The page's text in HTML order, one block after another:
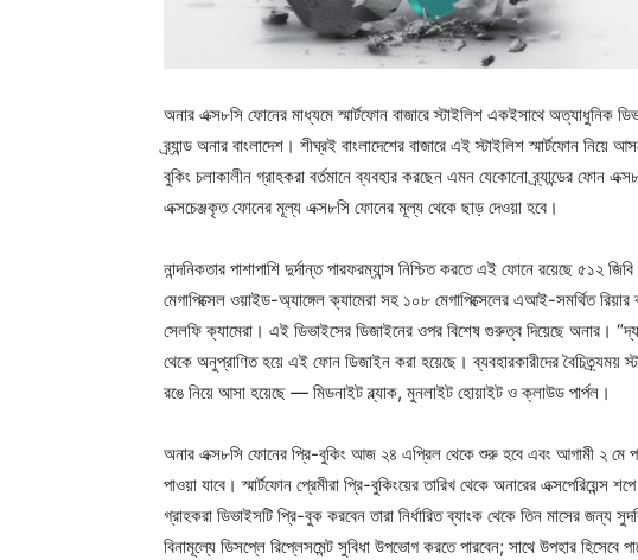
অনার এক্স৮সি ফোনের মাধ্যমে স্মার্টফোন বাজারে স্টাইলিশ একইসাথে অত্যাধুনিক
ব্র্যান্ড অনার বাংলাদেশ। শীঘ্রই বাংলাদেশের বাজারে এই স্টাইলিশ স্মার্টফোন
বুকিং চলাকালীন গ্রাহকরা বর্তমানে ব্যবহার করছেন এমন যেকোনো ব্র্যান্ডের ফোন
এক্সচেঞ্জকৃত ফোনের মূল্য এক্স৮সি ফোনের মূল্য থেকে ছাড় দেওয়া হবে।
নান্দনিকতার পাশাপাশি দুর্দান্ত পারফরম্যান্স নিশ্চিত করতে এই ফোনে রয়েছে ৫১২
মেগাপিক্সেল ওয়াইড-অ্যাঙ্গেল ক্যামেরা সহ ১০৮ মেগাপিক্সেলের এআই-সমর্থিত
সেলফি ক্যামেরা। এই ডিভাইসের ডিজাইনের ওপর বিশেষ গুরুত্ব দিয়েছে অনার। “দ্যা
থেকে অনুপ্রাণিত হয়ে এই ফোন ডিজাইন করা হয়েছে। ব্যবহারকারীদের বৈচিত্র্যময়
রঙে নিয়ে আসা হয়েছে — মিডনাইট ব্ল্যাক, মুনলাইট হোয়াইট ও ক্লাউড পার্পল।
অনার এক্স৮সি ফোনের প্রি-বুকিং আজ ২৪ এপ্রিল থেকে শুরু হবে এবং আগামী ২ মে
পাওয়া যাবে। স্মার্টফোন প্রেমীরা প্রি-বুকিংয়ের তারিখ থেকে অনারের এক্সপেরিয়েন্স
গ্রাহকরা ডিভাইসটি প্রি-বুক করবেন তারা নির্ধারিত ব্যাংক থেকে তিন মাসের
বিনামূল্যে ডিসপ্লে রিপ্লেসমেন্ট সুবিধা উপভোগ করতে পারবেন; সাথে উপহার হিসেবে